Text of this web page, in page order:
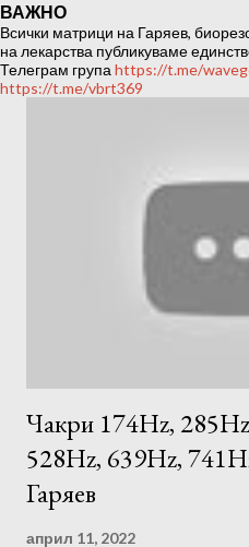
к
а
ц
и
ВАЖНО
Всички матрици на Гаряев,
на лекарства публикуваме
Телеграм група https://t.me/
https://t.me/vbrt369
Чакри 174Hz,
528Hz, 639Hz,
Гаряев
април 11, 2022